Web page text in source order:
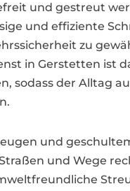
und gestreut
und effiziente
zu
in Gerstetten ist
sodass der Alltag
und
und Wege